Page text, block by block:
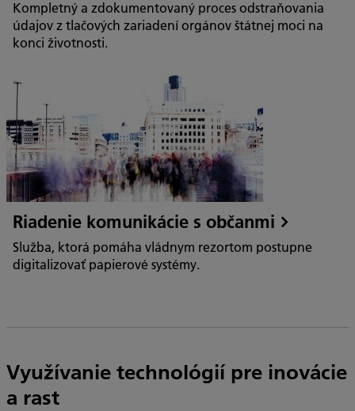
Kompletný a zdokumentovaný proces odstraňovania
údajov z tlačových zariadení orgánov štátnej moci na
konci životnosti.
Riadenie komunikácie s občanmi
Služba, ktorá pomáha vládnym rezortom postupne
digitalizovať papierové systémy.
Využívanie technológií pre inovácie
a rast